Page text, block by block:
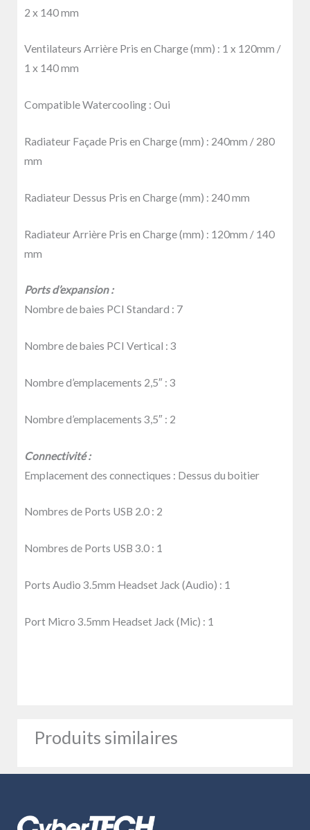
2 x 140 mm
Ventilateurs Arrière Pris en Charge (mm) : 1 x 120mm /
1 x 140 mm
Compatible Watercooling : Oui
Radiateur Façade Pris en Charge (mm) : 240mm / 280
mm
Radiateur Dessus Pris en Charge (mm) : 240 mm
Radiateur Arrière Pris en Charge (mm) : 120mm / 140
mm
Ports d’expansion :
Nombre de baies PCI Standard : 7
Nombre de baies PCI Vertical : 3
Nombre d’emplacements 2,5″ : 3
Nombre d’emplacements 3,5″ : 2
Connectivité :
Emplacement des connectiques : Dessus du boitier
Nombres de Ports USB 2.0 : 2
Nombres de Ports USB 3.0 : 1
Ports Audio 3.5mm Headset Jack (Audio) : 1
Port Micro 3.5mm Headset Jack (Mic) : 1
Produits similaires